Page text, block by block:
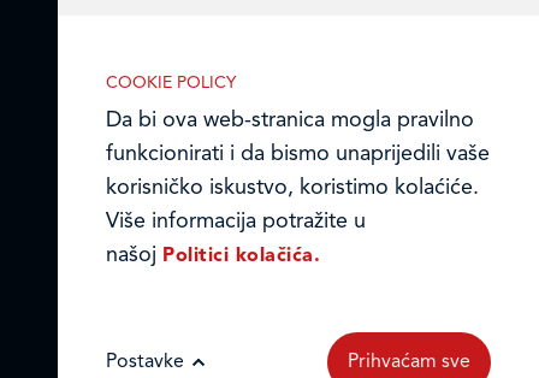
Kodeks poslovnih načela
© Ledo d.o.o. 2026.
COOKIE POLICY
Da bi ova web-stranica mogla pravilno
funkcionirati i da bismo unaprijedili vaše
korisničko iskustvo, koristimo kolaćiće.
Više informacija potražite u
našoj Politici kolačića.
Nužni kolačići
Nužni kolačići omogućuju osnovne
funkcionalnosti. Bez ovih kolačića, web-
stranica ne može pravilno funkcionirati,
a isključiti ih možete mijenjanjem
postavki u svome web-pregledniku.
Postavke Prihvaćam sve